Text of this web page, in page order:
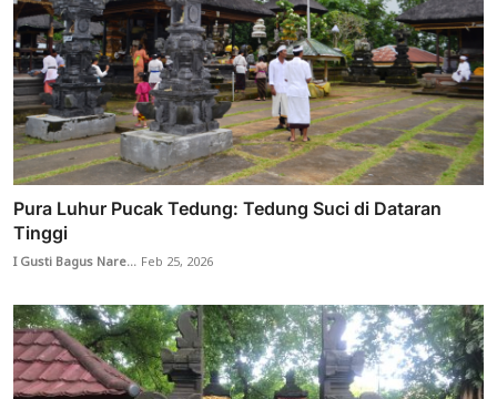
Pura Luhur Pucak Tedung: Tedung Suci di Dataran
Tinggi
I Gusti Bagus Nare... Feb 25, 2026